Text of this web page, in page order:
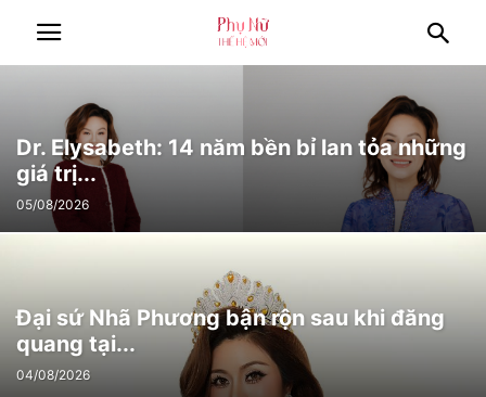
Dr. Elysabeth: 14 năm bền bỉ lan tỏa những
giá trị...
05/08/2026
Đại sứ Nhã Phương bận rộn sau khi đăng
quang tại...
04/08/2026